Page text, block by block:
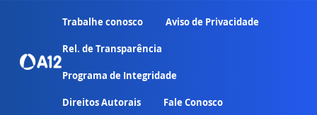
Trabalhe conosco Aviso de Privacidade
Rel. de Transparência
Programa de Integridade
Direitos Autorais Fale Conosco